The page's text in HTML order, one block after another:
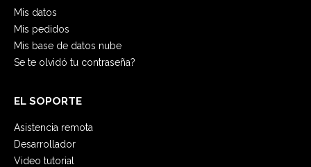
Mis datos
Mis pedidos
Mis base de datos nube
Se te olvidó tu contraseña?
EL SOPORTE
Asistencia remota
Desarrollador
Video tutorial